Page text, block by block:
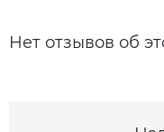
Нет отзывов об